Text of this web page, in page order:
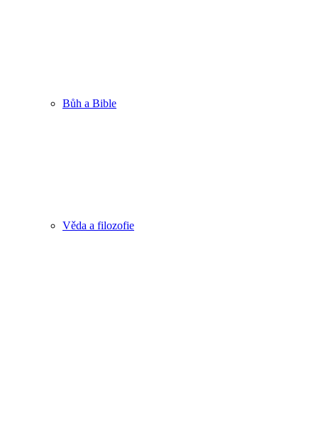
Bůh a Bible
Věda a filozofie